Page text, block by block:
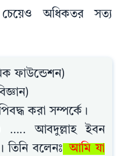
চেয়েও অধিকতর সত্য
ফাউন্ডেশন)
করা সম্পর্কে।
….. আবদুল্লাহ ইবন
তিনি বলেনঃ
আমি যা